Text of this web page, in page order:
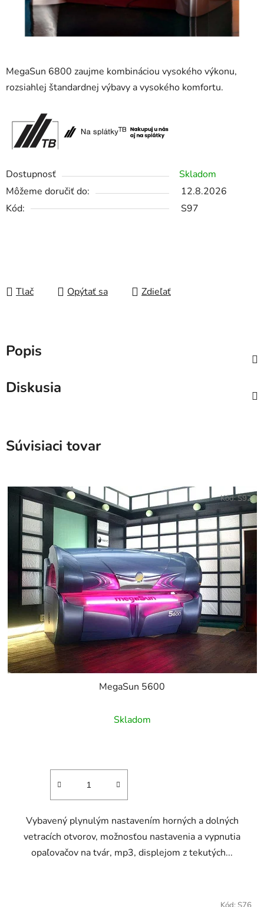
MegaSun 6800 zaujme kombináciou vysokého výkonu,
rozsiahlej štandardnej výbavy a vysokého komfortu.
Dostupnosť
Skladom
Môžeme doručiť do:
12.8.2026
Kód:
S97
Tlač Opýtať sa Zdieľať
Popis
Diskusia
Súvisiaci tovar
MegaSun 5600
Skladom
Vybavený plynulým nastavením horných a dolných
vetracích otvorov, možnosťou nastavenia a vypnutia
opaľovačov na tvár, mp3, displejom z tekutých...
Kód:S92